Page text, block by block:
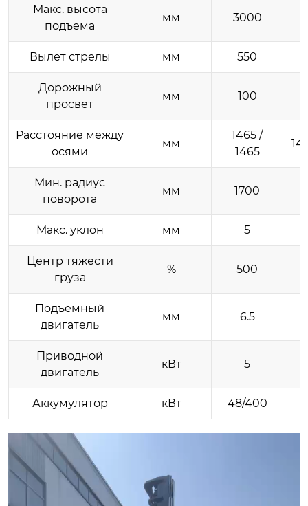
Макс. высота
подъема
мм 3000
Вылет стрелы мм 550
Дорожный
просвет
мм 100
Расстояние между
осями
мм
1465 /
1465
Мин. радиус
поворота
мм 1700
Макс. уклон мм 5
Центр тяжести
груза
% 500
Подъемный
двигатель
мм 6.5
Приводной
двигатель
кВт 5
Аккумулятор кВт 48/400
频
播